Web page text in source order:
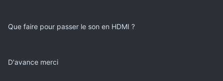
Que faire pour passer le son en HDMI ?
D'avance merci